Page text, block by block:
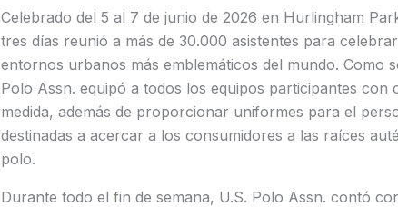
Celebrado del 5 al 7 de junio de 2026 en Hurlingham
tres días reunió a más de 30.000 asistentes para
entornos urbanos más emblemáticos del mundo. Como
Polo Assn. equipó a todos los equipos participantes con
medida, además de proporcionar uniformes para el
destinadas a acercar a los consumidores a las raíces
polo.
Durante todo el fin de semana, U.S. Polo Assn. contó